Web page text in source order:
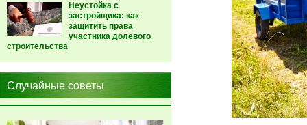
Неустойка с
застройщика: как
защитить права
участника долевого
строительства
Случайные советы